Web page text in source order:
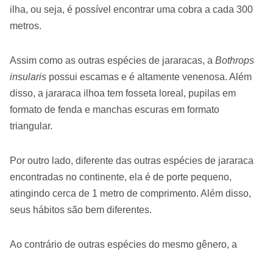
ilha, ou seja, é possível encontrar uma cobra a cada 300
metros.
Assim como as outras espécies de jararacas, a Bothrops
insularis possui escamas e é altamente venenosa. Além
disso, a jararaca ilhoa tem fosseta loreal, pupilas em
formato de fenda e manchas escuras em formato
triangular.
Por outro lado, diferente das outras espécies de jararaca
encontradas no continente, ela é de porte pequeno,
atingindo cerca de 1 metro de comprimento. Além disso,
seus hábitos são bem diferentes.
Ao contrário de outras espécies do mesmo gênero, a